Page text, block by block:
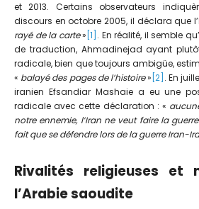
et 2013. Certains observateurs
discours en octobre 2005, il déclara que
rayé de la carte» [1] . En réalité, il semble
de traduction, Ahmadinejad ayant
radicale, bien que toujours ambigüe,
« balayé des pages de l’histoire» [2] . En
iranien Efsandiar Mashaie a eu une
radicale avec cette déclaration : «
notre ennemie, l’Iran ne veut faire la
fait que se défendre lors de la guerre Iran-
Rivalités religieuses et
l’Arabie saoudite